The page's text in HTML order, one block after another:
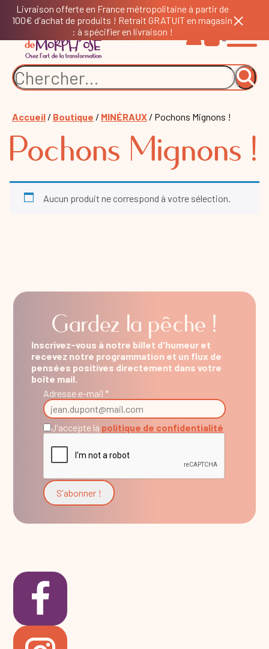
Livraison offerte en France métropolitaine à partir de
100€ d'achat de produits ! Retrait GRATUIT en magasin
: à spécifier en livraison !
0
Accueil / Boutique / MINÉRAUX / Pochons Mignons !
Pochons Mignons !
Aucun produit ne correspond à votre sélection.
Gardez la pêche !
Inscrivez-vous à notre billet d'humeur et
recevez notre programmation et un flux de
pensées positives directement dans votre
boîte mail.
Adresse e-mail *
J'accepte la politique de confidentialité